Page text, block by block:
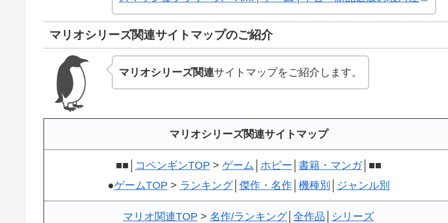
マリオシリーズ関連サイトマップのご紹介
マリオシリーズ関連サイトマップをご紹介します。
マリオシリーズ関連サイトマップ
■■│ コペンギンTOP > ゲーム ホビー 書籍・マンガ│■■
●ゲームTOP > ランキング│ 傑作・名作│ 機種別 ジャンル別
マリオ関連TOP > 名作/ランキング│ 全作品 シリーズ